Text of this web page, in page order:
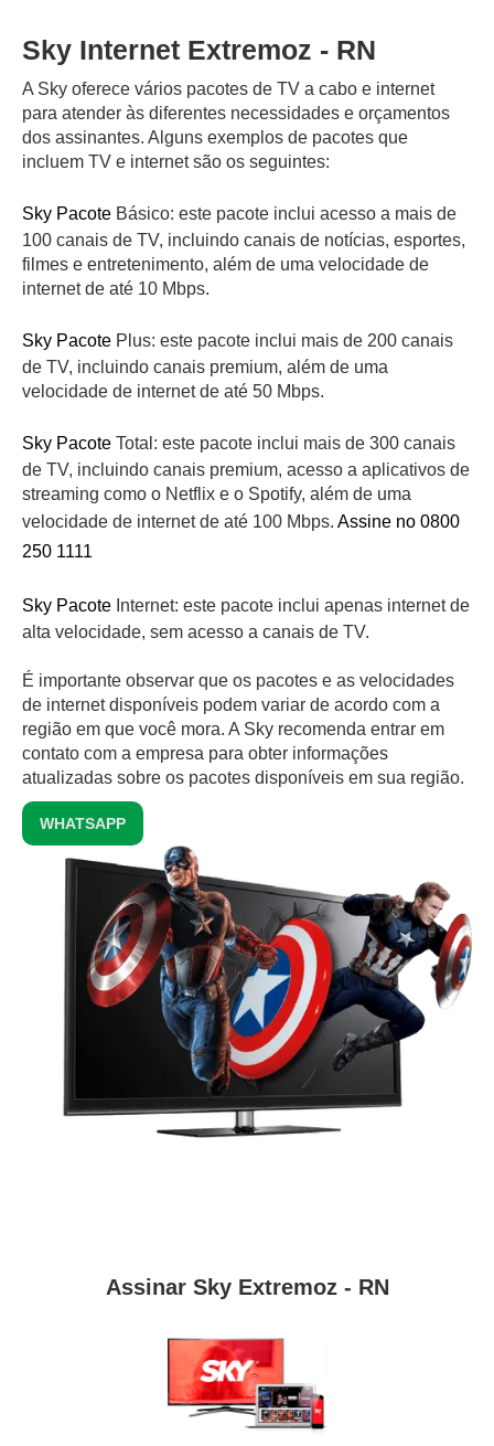
Sky Internet Extremoz - RN
A Sky oferece vários pacotes de TV a cabo e internet
para atender às diferentes necessidades e orçamentos
dos assinantes. Alguns exemplos de pacotes que
incluem TV e internet são os seguintes:
Sky Pacote Básico: este pacote inclui acesso a mais de
100 canais de TV, incluindo canais de notícias, esportes,
filmes e entretenimento, além de uma velocidade de
internet de até 10 Mbps.
Sky Pacote Plus: este pacote inclui mais de 200 canais
de TV, incluindo canais premium, além de uma
velocidade de internet de até 50 Mbps.
Sky Pacote Total: este pacote inclui mais de 300 canais
de TV, incluindo canais premium, acesso a aplicativos de
streaming como o Netflix e o Spotify, além de uma
velocidade de internet de até 100 Mbps. Assine no 0800
250 1111
Sky Pacote Internet: este pacote inclui apenas internet de
alta velocidade, sem acesso a canais de TV.
É importante observar que os pacotes e as velocidades
de internet disponíveis podem variar de acordo com a
região em que você mora. A Sky recomenda entrar em
contato com a empresa para obter informações
atualizadas sobre os pacotes disponíveis em sua região.
WHATSAPP
Assinar Sky Extremoz - RN